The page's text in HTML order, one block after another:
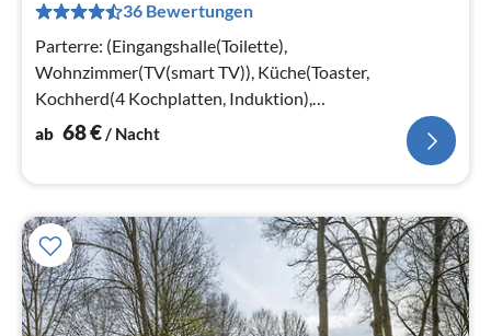
36 Bewertungen
Parterre: (Eingangshalle(Toilette),
Wohnzimmer(TV(smart TV)), Küche(Toaster,
Kochherd(4 Kochplatten, Induktion),
Kaffeemaschine(cups)
ab 68€/ Nacht